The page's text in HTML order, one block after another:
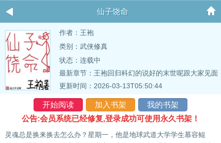
仙子饶命
作者：王袍
类别：武侠修真
状态：连载中
最新章节： 王袍回归科幻的说好的末世呢跟大家见面
了,求书友鼎力支持。
更新时间：2026-03-13T05:50:44
开始阅读 加入书架
我的书架
公告:会员系统已经修复,登录成功可使用永久书架！
灵魂总是换来换去怎么办？星期一，他是地球武道大学学生慕容鲲